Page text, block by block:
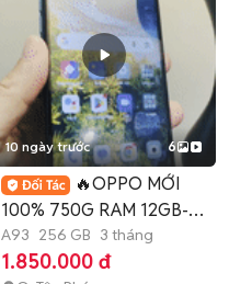
10 ngày trước 6
🔥OPPO MỚI
100% 750G RAM 12GB-
256GB ĐẸP MƯỢT MÀ🔥
A93 256 GB 3 tháng
1.850.000 đ